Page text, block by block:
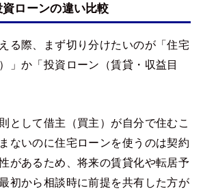
ローンの違い比較
る際、まず切り分けたいのが「住宅
」か「投資ローン（賃貸・収益目
として借主（買主）が自分で住むこ
ないのに住宅ローンを使うのは契約
があるため、将来の賃貸化や転居予
初から相談時に前提を共有した方が